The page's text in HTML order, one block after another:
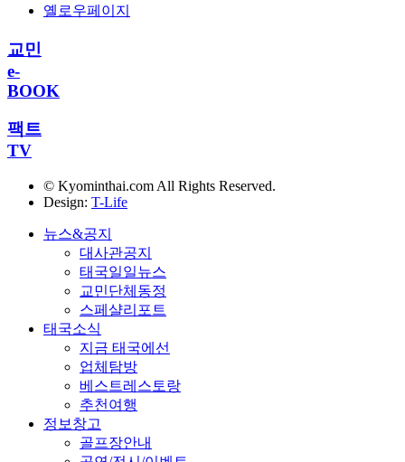
옐로우페이지
교민
e-
BOOK
팩트
TV
© Kyominthai.com All Rights Reserved.
Design: T-Life
뉴스&공지
대사관공지
태국일일뉴스
교민단체동정
스페샬리포트
태국소식
지금 태국에선
업체탐방
베스트레스토랑
추천여행
정보창고
골프장안내